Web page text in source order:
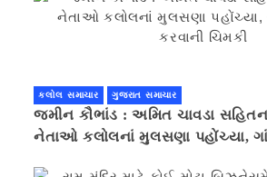
કલોલ સમાચાર ગુજરાત સમાચાર
જમીન કૌભાંડ : અમિત ચાવડા
નેતાઓ કલોલનાં મુલસણા પહોંચ્યા,